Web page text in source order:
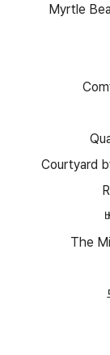
Myrtle
Courtyard
The